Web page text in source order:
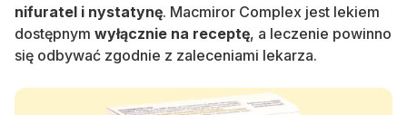
nifuratel i nystatynę. Macmiror Complex jest lekiem
dostępnym wyłącznie na receptę, a leczenie powinno
się odbywać zgodnie z zaleceniami lekarza.